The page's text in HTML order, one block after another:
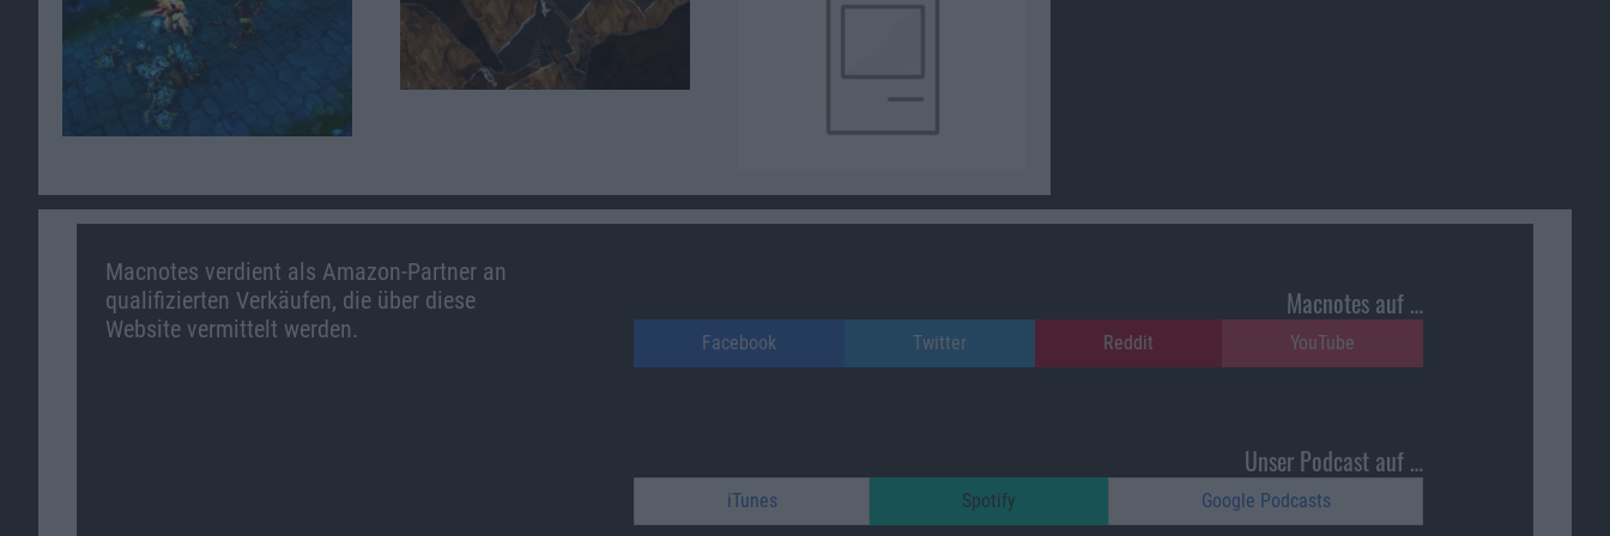
Macnotes verdient als Amazon-Partner an
qualifizierten Verkäufen, die über diese
Website vermittelt werden.
Macnotes auf …
Facebook Twitter Reddit YouTube
Unser Podcast auf …
iTunes Spotify Google Podcasts